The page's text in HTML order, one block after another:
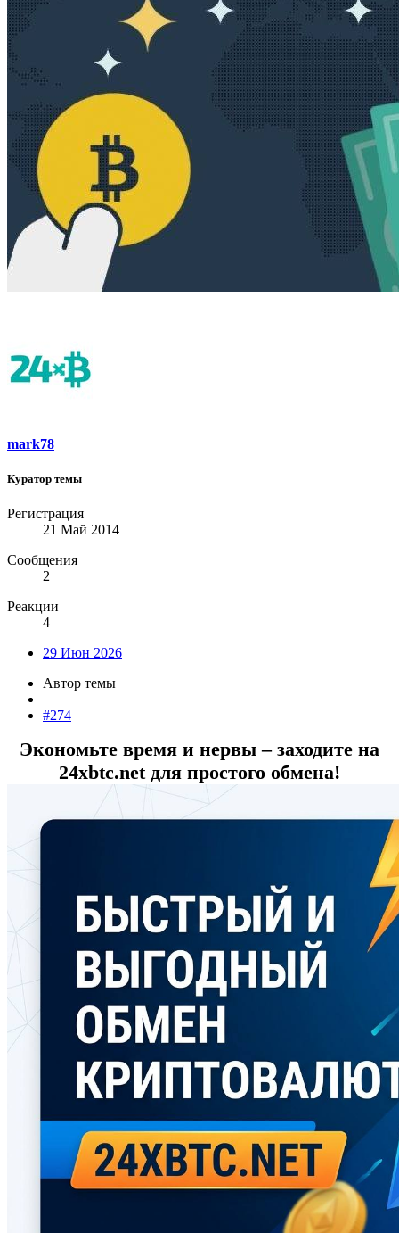
mark78
Куратор темы
Регистрация
21 Май 2014
Сообщения
2
Реакции
4
29 Июн 2026
Автор темы
#274
Экономьте время и нервы – заходите на
24xbtc.net для простого обмена!